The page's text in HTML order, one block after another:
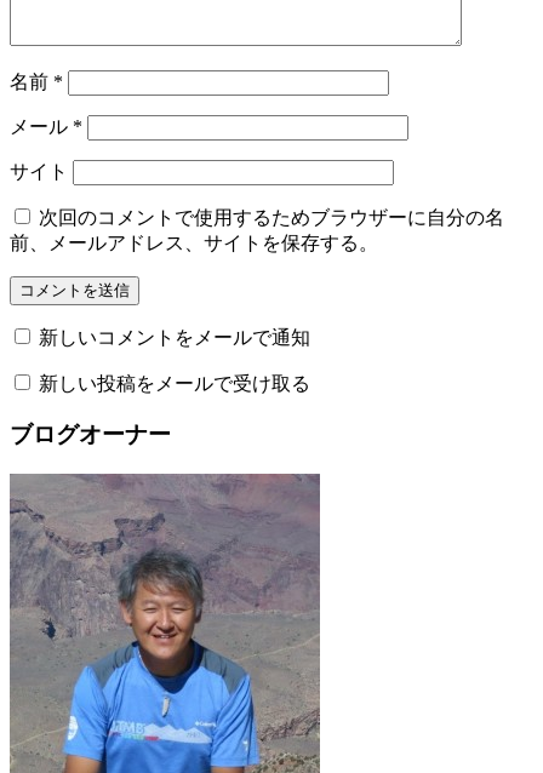
名前 *
メール *
サイト
次回のコメントで使用するためブラウザーに自分の名
前、メールアドレス、サイトを保存する。
新しいコメントをメールで通知
新しい投稿をメールで受け取る
ブログオーナー